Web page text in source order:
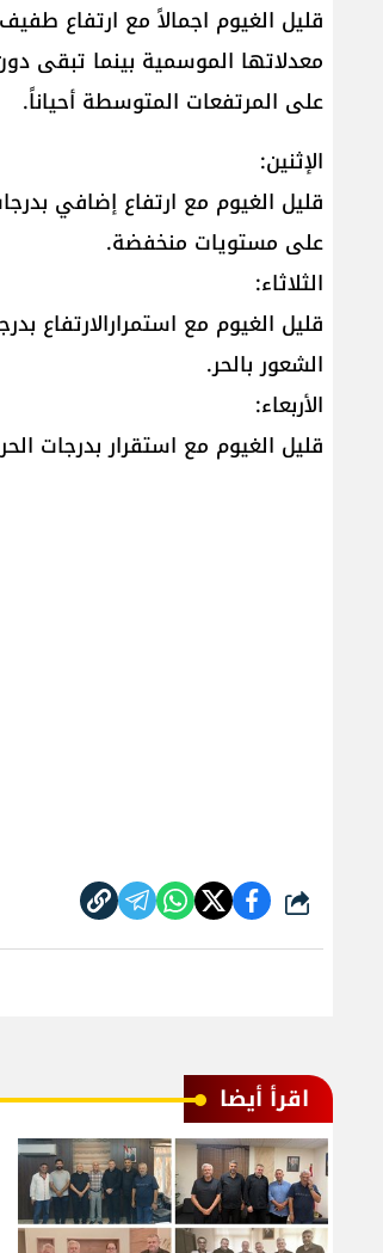
قليل الغيوم اجمالاً مع ارتفاع
معدلاتها الموسمية بينما تبقى
على المرتفعات المتوسطة أحياناً.
الإثنين:
قليل الغيوم مع ارتفاع إضافي
على مستويات منخفضة.
الثلاثاء:
قليل الغيوم مع استمرارالارتفاع
الشعور بالحر.
الأربعاء:
قليل الغيوم مع استقرار بدرجات
شارك
اقرأ أيضا